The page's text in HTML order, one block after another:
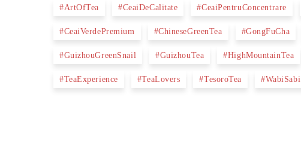
#ArtOfTea #CeaiDeCalitate #CeaiPentruConcentrare
#CeaiVerdePremium #ChineseGreenTea #GongFuCha
#GuizhouGreenSnail #GuizhouTea #HighMountainTea
#TeaExperience #TeaLovers #TesoroTea #WabiSabi